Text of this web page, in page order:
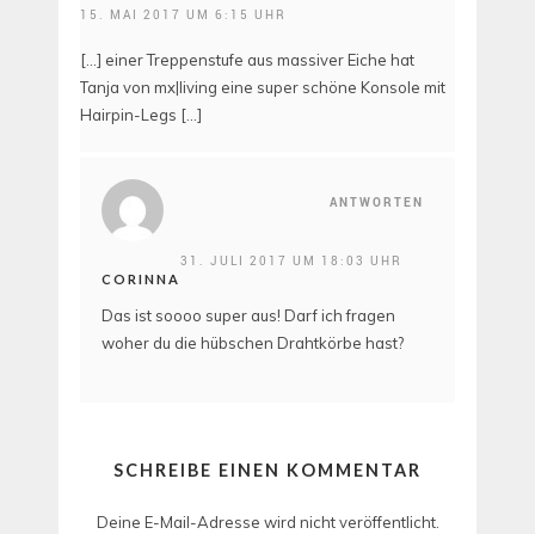
15. MAI 2017 UM 6:15 UHR
[…] einer Treppenstufe aus massiver Eiche hat
Tanja von mx|living eine super schöne Konsole mit
Hairpin-Legs […]
ANTWORTEN
CORINNA
31. JULI 2017 UM 18:03 UHR
Das ist soooo super aus! Darf ich fragen
woher du die hübschen Drahtkörbe hast?
SCHREIBE EINEN KOMMENTAR
Deine E-Mail-Adresse wird nicht veröffentlicht.